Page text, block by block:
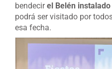
bendecirel Belén
podrá ser visitado por
esa fecha.